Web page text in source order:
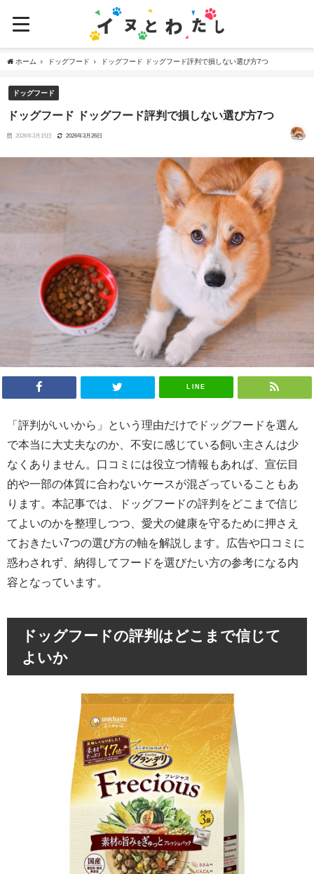
ホーム ドッグフード ドッグフード ドッグフード評判で損しない選び方7つ
ドッグフード
ドッグフード ドッグフード評判で損しない選び方7つ
2026年3月15日 2026年3月26日
LINE
「評判がいいから」という理由だけでドッグフードを選ん
で本当に大丈夫なのか、不安に感じている飼い主さんは少
なくありません。口コミには役立つ情報もあれば、宣伝目
的や一部の体質に合わないケースが混ざっていることもあ
ります。本記事では、ドッグフードの評判をどこまで信じ
てよいのかを整理しつつ、愛犬の健康を守るために押さえ
ておきたい7つの選び方の軸を解説します。広告や口コミに
惑わされず、納得してフードを選びたい方の参考になる内
容となっています。
ドッグフードの評判はどこまで信じて
よいか